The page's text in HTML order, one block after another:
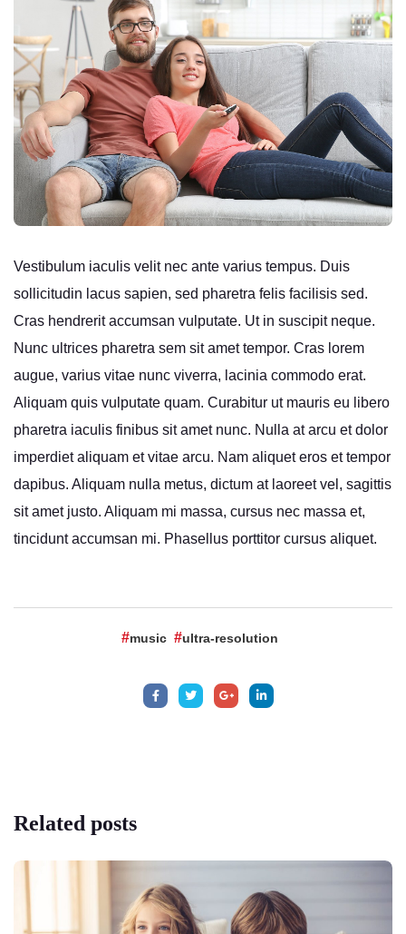
Vestibulum iaculis velit nec ante varius tempus. Duis
sollicitudin lacus sapien, sed pharetra felis facilisis sed.
Cras hendrerit accumsan vulputate. Ut in suscipit neque.
Nunc ultrices pharetra sem sit amet tempor. Cras lorem
augue, varius vitae nunc viverra, lacinia commodo erat.
Aliquam quis vulputate quam. Curabitur ut mauris eu libero
pharetra iaculis finibus sit amet nunc. Nulla at arcu et dolor
imperdiet aliquam et vitae arcu. Nam aliquet eros et tempor
dapibus. Aliquam nulla metus, dictum at laoreet vel, sagittis
sit amet justo. Aliquam mi massa, cursus nec massa et,
tincidunt accumsan mi. Phasellus porttitor cursus aliquet.
music ultra-resolution
Related posts